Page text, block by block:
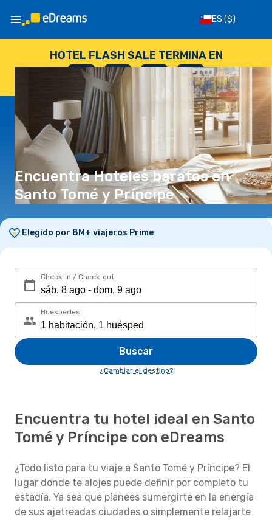
ES ($)
HOTEL FLASH SALE TERMINA EN
--
DÍAS
: --
HORAS
: --
SEGUNDOS
Encuentra Hoteles baratos en
Santo Tomé y Príncipe
Elegido por 8M+ viajeros Prime
Check-in / Check-out
Huéspedes
Buscar
¿Cambiar el destino?
Encuentra tu hotel ideal en Santo
Tomé y Príncipe con eDreams
¿Todo listo para tu viaje a Santo Tomé y Príncipe? El
lugar donde te alojes puede definir por completo tu
estadía. Ya sea que planees sumergirte en la energía
de sus ajetreadas ciudades o simplemente relajarte